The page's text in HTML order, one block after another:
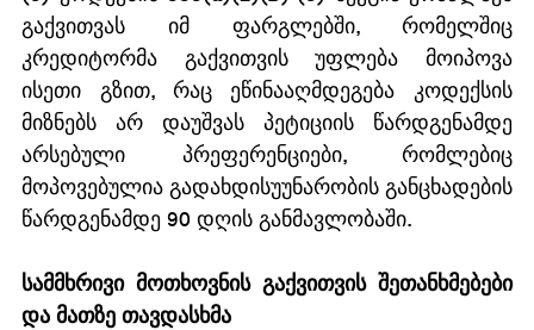
გაქვითვას იმ ფარგლებში, რომელშიც
კრედიტორმა გაქვითვის უფლება მოიპოვა
ისეთი გზით, რაც ეწინააღმდეგება კოდექსის
მიზნებს არ დაუშვას პეტიციის წარდგენამდე
არსებული პრეფერენციები, რომლებიც
მოპოვებულია გადახდისუუნარობის განცხადების
წარდგენამდე 90 დღის განმავლობაში.
სამმხრივი მოთხოვნის გაქვითვის შეთანხმებები
და მათზე თავდასხმა